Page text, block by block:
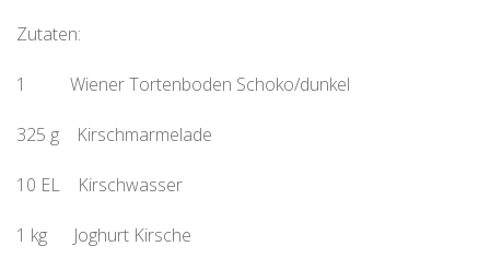
Zutaten:
1 Wiener Tortenboden Schoko/dunkel
325 g Kirschmarmelade
10 EL Kirschwasser
1 kg Joghurt Kirsche